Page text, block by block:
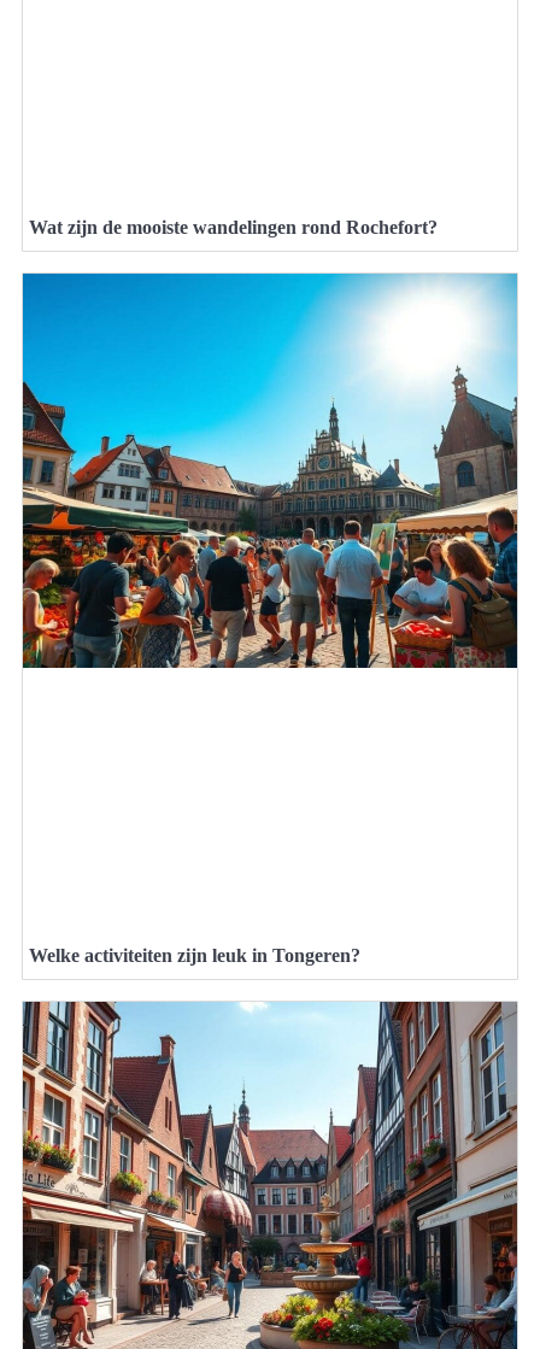
Wat zijn de mooiste wandelingen rond Rochefort?
Welke activiteiten zijn leuk in Tongeren?